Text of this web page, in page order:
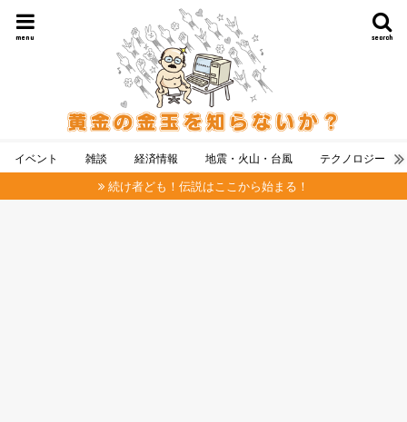
search
menu
イベント 雑談 経済情報 地震・火山・台風 テクノロジー
続け者ども！伝説はここから始まる！